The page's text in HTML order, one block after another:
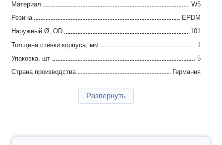
Материал
W5
Резина
EPDM
Наружный Ø, OD
101
Толщина стенки корпуса, мм
1
Упаковка, шт
5
Страна производства
Германия
Развернуть